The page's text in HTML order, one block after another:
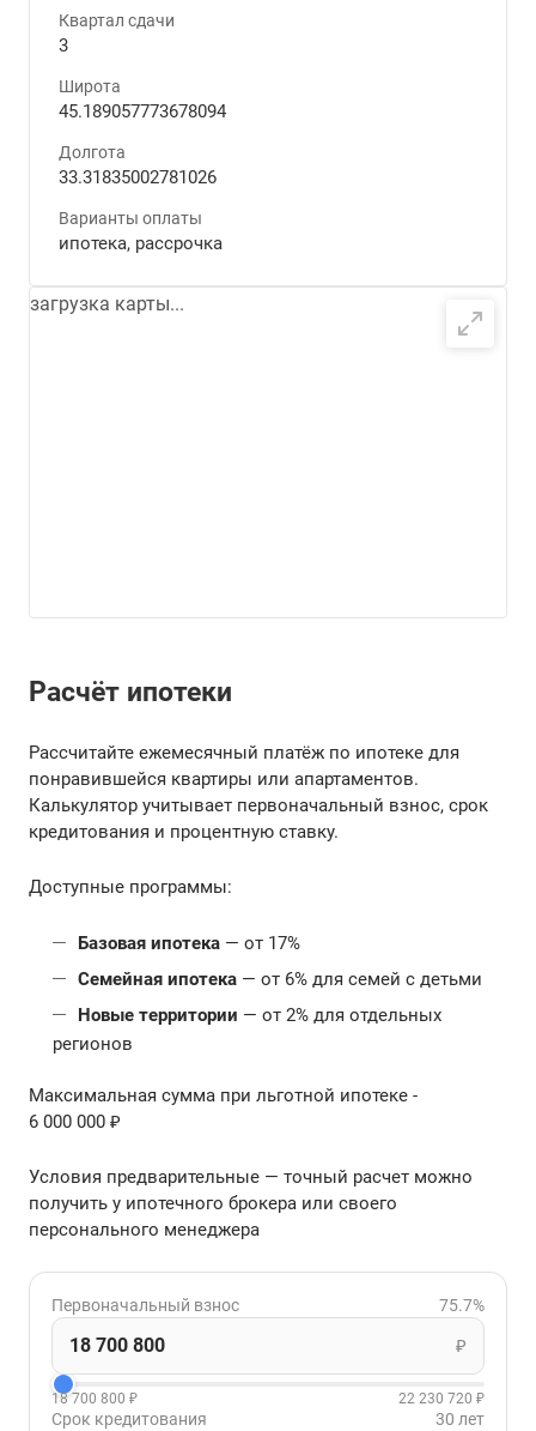
Квартал сдачи
3
Широта
45.189057773678094
Долгота
33.31835002781026
Варианты оплаты
ипотека, рассрочка
загрузка карты...
Расчёт ипотеки
Рассчитайте ежемесячный платёж по ипотеке для
понравившейся квартиры или апартаментов.
Калькулятор учитывает первоначальный взнос, срок
кредитования и процентную ставку.
Доступные программы:
Базовая ипотека — от 17%
Семейная ипотека — от 6% для семей с детьми
Новые территории — от 2% для отдельных
регионов
Максимальная сумма при льготной ипотеке -
6 000 000 ₽
Условия предварительные — точный расчет можно
получить у ипотечного брокера или своего
персонального менеджера
Первоначальный взнос 75.7%
₽
18 700 800 ₽ 22 230 720 ₽
Срок кредитования 30 лет